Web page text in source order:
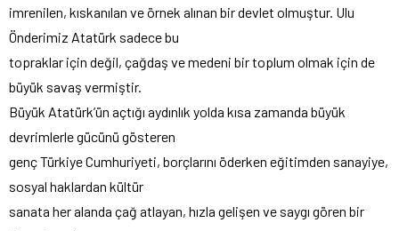
imrenilen, kıskanılan ve örnek alınan bir devlet olmuştur. Ulu
Önderimiz Atatürk sadece bu
topraklar için değil, çağdaş ve medeni bir toplum olmak için de
büyük savaş vermiştir.
Büyük Atatürk’ün açtığı aydınlık yolda kısa zamanda büyük
devrimlerle gücünü gösteren
genç Türkiye Cumhuriyeti, borçlarını öderken eğitimden sanayiye,
sosyal haklardan kültür
sanata her alanda çağ atlayan, hızla gelişen ve saygı gören bir